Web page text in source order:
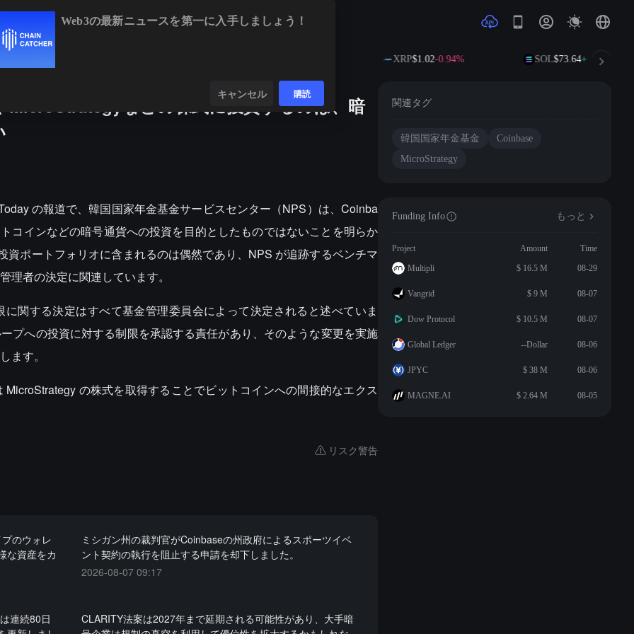
XRP$1.02-0.94% SOL$73.64+1.47%
MicroStrategyなどの株式に投資するのは、暗
の報道で、韓国国家年金基金サービスセンター（NPS）は、Coinba
コインなどの暗号通貨への投資を目的としたものではないことを明らか
ポートフォリオに含まれるのは偶然であり、NPS が追跡するベンチマ
理者の決定に関連しています。
関する決定はすべて基金管理委員会によって決定されると述べていま
プへの投資に対する制限を承認する責任があり、そのような変更を実施
ます。
の株式を取得することでビットコインへの間接的なエクス
リスク警告
のウォレ
な資産をカ
ミシガン州の裁判官がCoinbaseの州政府によるスポーツイベ
ント契約の執行を阻止する申請を却下しました。
2026-08-07 09:17
連続80日
CLARITY法案は2027年まで延期される可能性があり、大手暗
関連タグ
韓国国家年金基金
Coinbase
MicroStrategy
Funding Info もっと
Project Amount
Time
Multipli
$ 16.5 M 08-29
Vangrid $ 9 M 08-07
Dow Protocol $ 10.5 M 08-07
Global Ledger --Dollar 08-06
JPYC $ 38 M 08-06
MAGNE.AI $ 2.64 M 08-05
Web3の最新ニュースを第一に入手しましょう！
キャンセル 購読